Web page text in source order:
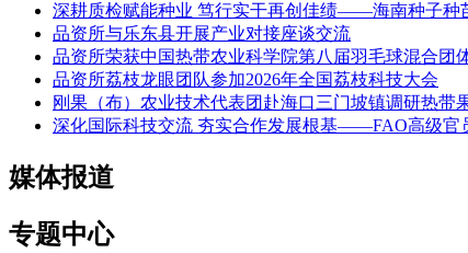
深耕质检赋能种业 笃行实干再创佳绩——海南种子种
品资所与乐东县开展产业对接座谈交流
品资所荣获中国热带农业科学院第八届羽毛球混合团
品资所荔枝龙眼团队参加2026年全国荔枝科技大会
刚果（布）农业技术代表团赴海口三门坡镇调研热带
深化国际科技交流 夯实合作发展根基——FAO高级官
媒体报道
专题中心